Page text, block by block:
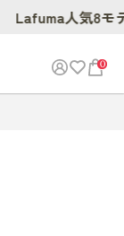
0
Lafuma人気8モデ